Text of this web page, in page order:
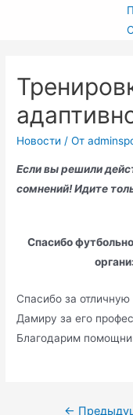
Новости / От
Если вы решили
сомнений! Идите
Спасибо
Спасибо за
Дамиру за его
Благодарим
Навигация
←